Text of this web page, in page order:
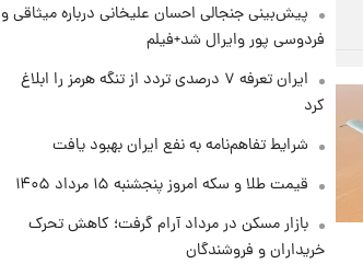
تولید سایپا؛ نام خودرو، مبلغ پیش
پرداخت و زمان تحویل | سود
مشارکت چند درصد است؟
پیش‌بینی جنجالی احسان علیخانی درباره میثاقی و
فردوسی پور وایرال شد+فیلم
ایران تعرفه ۷ درصدی تردد از تنگه هرمز را ابلاغ
کرد
شرایط تفاهم‌نامه به نفع ایران بهبود یافت
قیمت طلا و سکه امروز پنجشنبه ۱۵ مرداد ۱۴۰۵
بازار مسکن در مرداد آرام گرفت؛ کاهش تحرک
خریداران و فروشندگان